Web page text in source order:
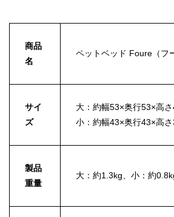
商品
名
ペットベッド Foure（フ
サイ
ズ
大：約幅53×奥行53×高
小：約幅43×奥行43×高
製品
重量
大：約1.3kg、小：約